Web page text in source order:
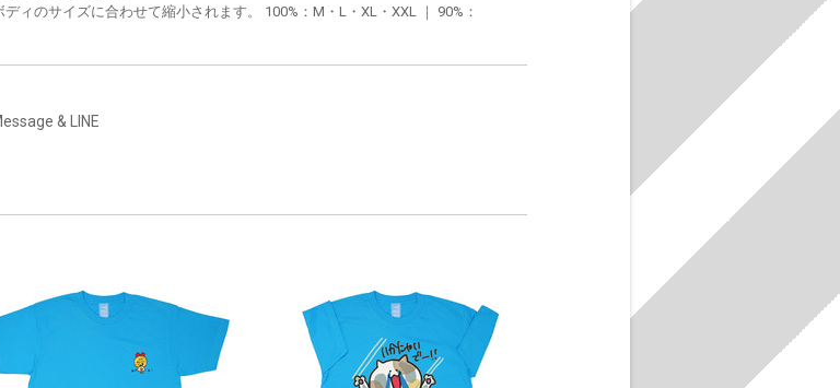
ィのサイズに合わせて縮小されます。 100%：M・L・XL・XXL ｜ 90%：
& LINE